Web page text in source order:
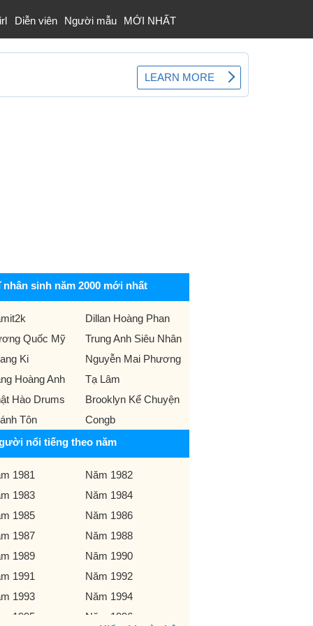
Diễn viên Người mẫu MỚI NHẤT
nhân sinh năm 2000 mới nhất
Dillan Hoàng Phan
Quốc Mỹ
Trung Anh Siêu Nhân
Ki
Nguyễn Mai Phương
Hoàng Anh
Tạ Lâm
Hào Drums
Brooklyn Kể Chuyện
Tôn
Congb
nổi tiếng theo năm
1981
Năm 1982
1983
Năm 1984
1985
Năm 1986
1987
Năm 1988
1989
Năm 1990
1991
Năm 1992
1993
Năm 1994
1995
Năm 1996